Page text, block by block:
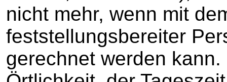
nicht mehr, wenn mit
feststellungsbereiter
gerechnet werden